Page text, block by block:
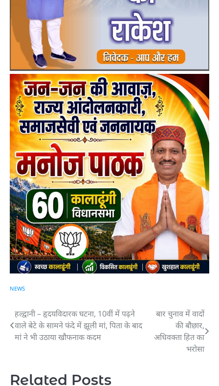
NEWS
Post
navigation
हल्द्वानी – हृदयविदारक घटना, 10वीं में पढ़ने
वाले बेटे के सामने फंदे में झूली मां, पिता के बाद
मां ने भी उठाया खौफनाक कदम
बार चुनाव में वादों
की बौछार,
अधिवक्ता हित का
भरोसा
Related Posts